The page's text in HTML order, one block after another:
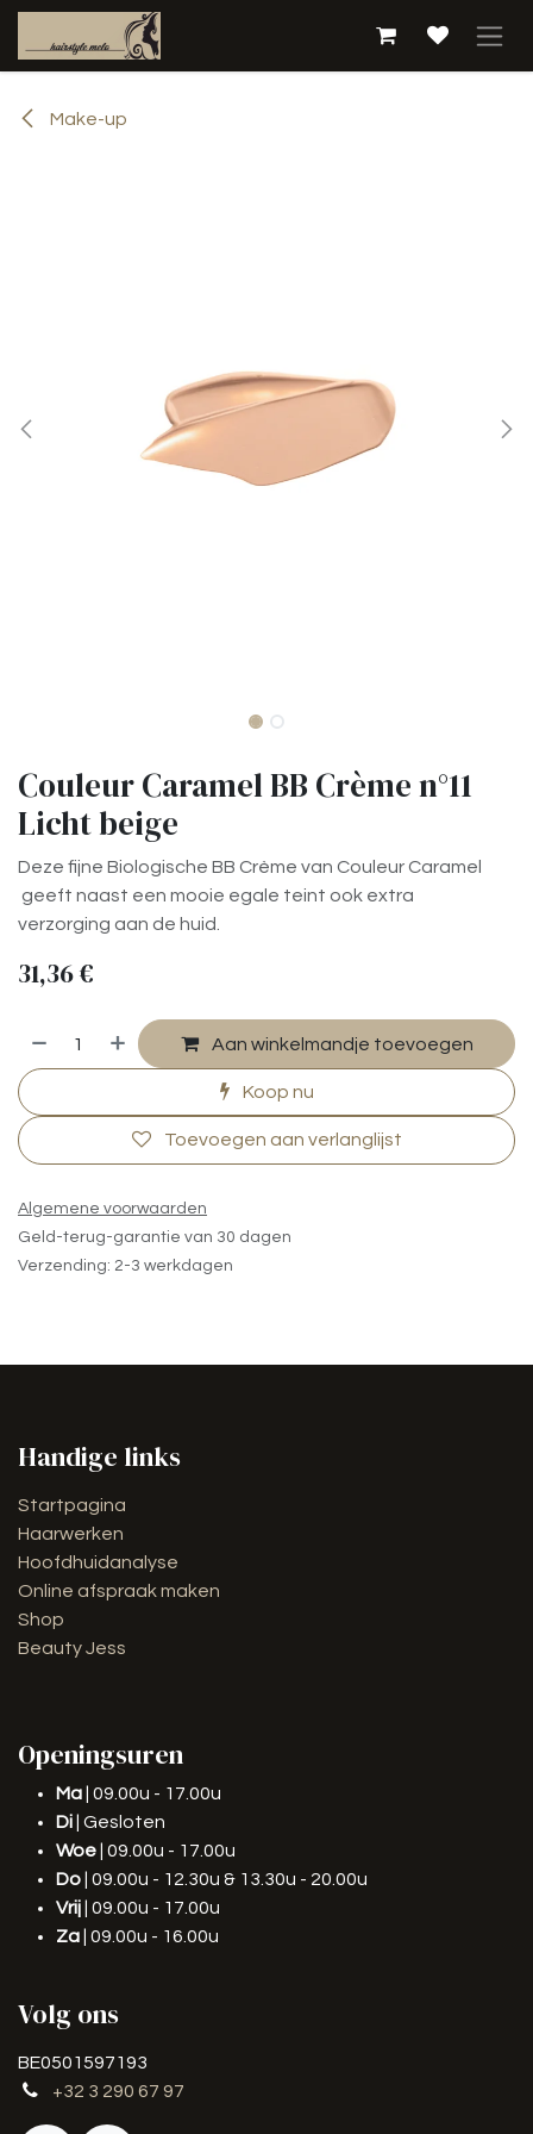
Overslaan naar inhoud
Make-up
Couleur Caramel BB Crème n°11
Licht beige
Deze fijne Biologische BB Crème van Couleur Caramel
geeft naast een mooie egale teint ook extra
verzorging aan de huid.
31,36€
Aan winkelmandje toevoegen
Koop nu
Toevoegen aan verlanglijst
Algemene voorwaarden
Geld-terug-garantie van 30 dagen
Verzending: 2-3 werkdagen
Handige links
Startpagina
Haarwerken
Hoofdhuidanalyse
Online afspraak maken
Shop
Beauty Jess
Openingsuren
Ma | 09.00u - 17.00u
Di | Gesloten
Woe | 09.00u - 17.00u
Do | 09.00u - 12.30u & 13.30u - 20.00u
Vrij | 09.00u - 17.00u
Za | 09.00u - 16.00u
Volg ons
BE0501597193
+32 3 290 67 97